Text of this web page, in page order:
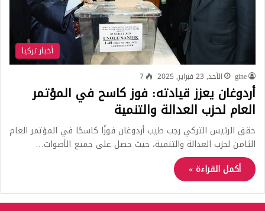
أخبار تركيا
gine الأحد, 23 فبراير, 2025 7
أردوغان يعزز قيادته: فوز كاسح في المؤتمر
العام لحزب العدالة والتنمية
حقق الرئيس التركي رجب طيب أردوغان فوزًا كاسحًا في المؤتمر العام
الثامن لحزب العدالة والتنمية، حيث حصل على جميع الأصوات…
أكمل القراءة »